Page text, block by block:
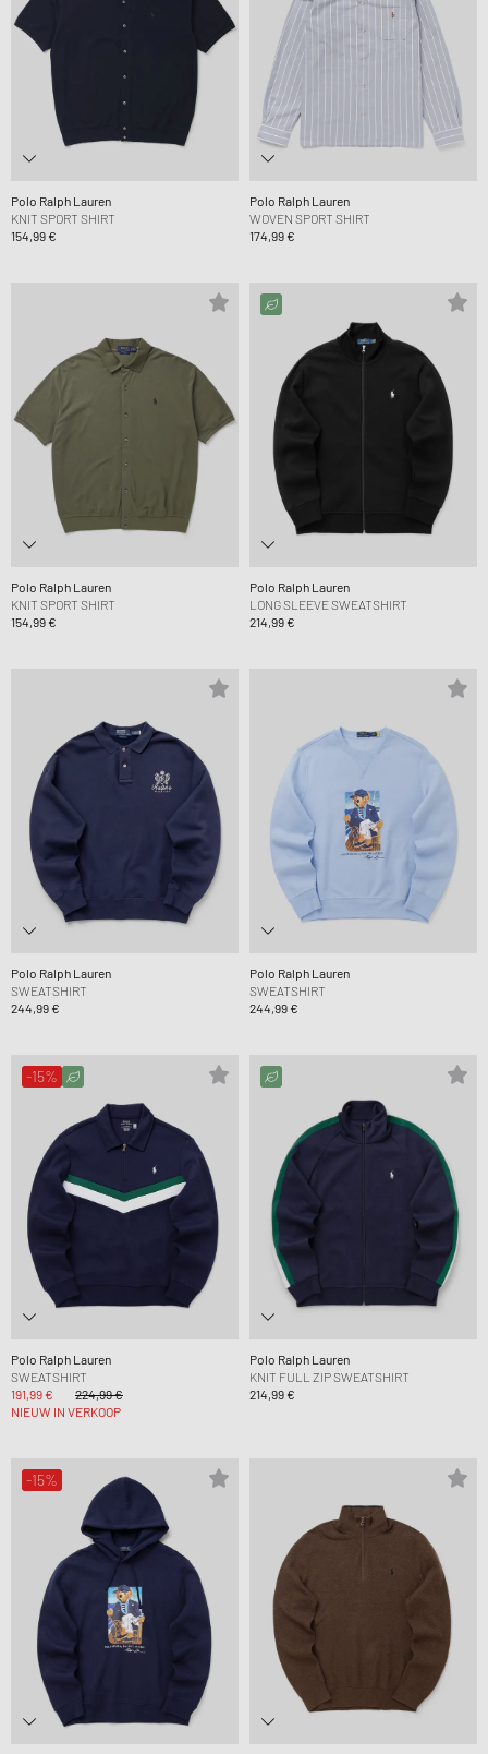
Polo Ralph Lauren
KNIT SPORT SHIRT
154,99 €
Polo Ralph Lauren
WOVEN SPORT SHIRT
174,99 €
Polo Ralph Lauren
KNIT SPORT SHIRT
154,99 €
Polo Ralph Lauren
LONG SLEEVE SWEATSHIRT
214,99 €
Polo Ralph Lauren
SWEATSHIRT
244,99 €
Polo Ralph Lauren
SWEATSHIRT
244,99 €
-15%
Polo Ralph Lauren
SWEATSHIRT
191,99 €
224,99 €
NIEUW IN VERKOOP
Polo Ralph Lauren
KNIT FULL ZIP SWEATSHIRT
214,99 €
-15%